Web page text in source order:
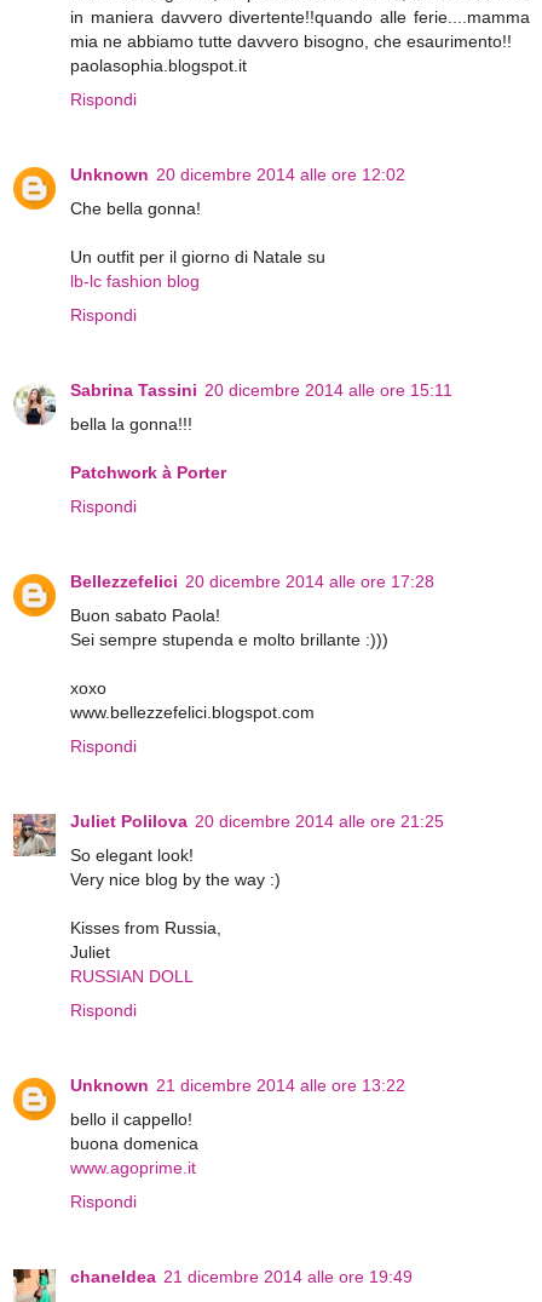
in maniera davvero divertente!!quando alle ferie....mamma
mia ne abbiamo tutte davvero bisogno, che esaurimento!!
paolasophia.blogspot.it
Rispondi
Unknown 20 dicembre 2014 alle ore 12:02
Che bella gonna!
Un outfit per il giorno di Natale su
lb-lc fashion blog
Rispondi
Sabrina Tassini 20 dicembre 2014 alle ore 15:11
bella la gonna!!!
Patchwork à Porter
Rispondi
Bellezzefelici 20 dicembre 2014 alle ore 17:28
Buon sabato Paola!
Sei sempre stupenda e molto brillante :)))
xoxo
www.bellezzefelici.blogspot.com
Rispondi
Juliet Polilova 20 dicembre 2014 alle ore 21:25
So elegant look!
Very nice blog by the way :)
Kisses from Russia,
Juliet
RUSSIAN DOLL
Rispondi
Unknown 21 dicembre 2014 alle ore 13:22
bello il cappello!
buona domenica
www.agoprime.it
Rispondi
chaneldea 21 dicembre 2014 alle ore 19:49